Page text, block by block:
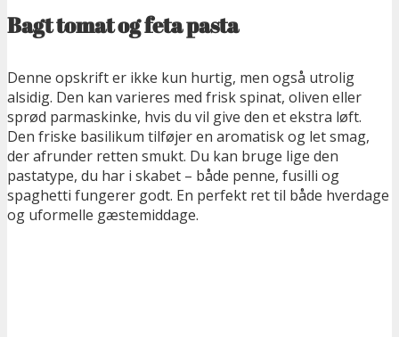
Bagt tomat og feta pasta
Denne opskrift er ikke kun hurtig, men også utrolig
alsidig. Den kan varieres med frisk spinat, oliven eller
sprød parmaskinke, hvis du vil give den et ekstra løft.
Den friske basilikum tilføjer en aromatisk og let smag,
der afrunder retten smukt. Du kan bruge lige den
pastatype, du har i skabet – både penne, fusilli og
spaghetti fungerer godt. En perfekt ret til både hverdage
og uformelle gæstemiddage.